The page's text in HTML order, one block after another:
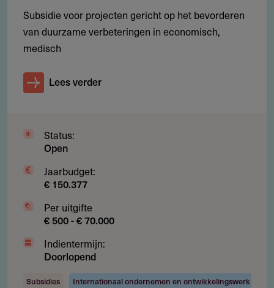
projecten niet groot zal zijn, maar wel het bedrag per
project. Hierdoor wordt bereikt dat de "span of control"
beheersbaar is.
Per e-mail.
Meesturen
Over het algemeen moet je de onderstaande stukken
meesturen met je aanvraag.
Begroting en dekkingsplan
Uittreksel Kamer van Koophandel
Statuten (indien de aanvrager een rechtspersoon is)
Subsidie voor projecten gericht op het bevorderen
van duurzame verbeteringen in economisch,
medisch
Lees verder
Status:
Open
Jaarbudget:
€ 150.377
Per uitgifte
€ 500 - € 70.000
Indientermijn:
Doorlopend
Subsidies Internationaal ondernemen en ontwikkelingswerk